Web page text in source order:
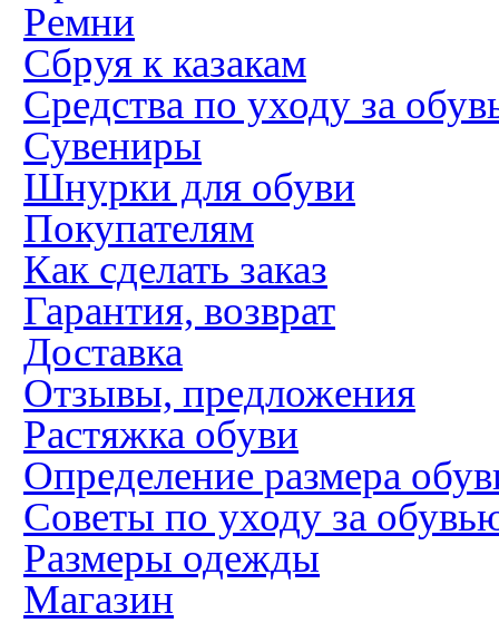
Ремни
Сбруя к казакам
Средства по уходу за
Сувениры
Шнурки для обуви
Покупателям
Как сделать заказ
Гарантия, возврат
Доставка
Отзывы, предложения
Растяжка обуви
Определение размера
Советы по уходу за
Размеры одежды
Магазин